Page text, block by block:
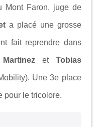
Mont Faron, juge de
a placé une grosse
fait reprendre dans
Martinez et Tobias
Une 3e place
pour le tricolore.